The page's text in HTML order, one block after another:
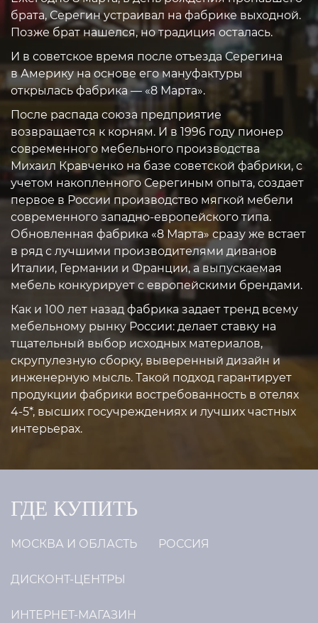
брата, Серегин устраивал на фабрике выходной.
Позже брат нашелся, но традиция осталась.
И в советское время после отъезда Серегина
в Америку на основе его мануфактуры
открылась фабрика — «8 Марта».
После распада союза предприятие
возвращается к корням. И в 1996 году пионер
современного мебельного производства
Михаил Кравченко на базе советской фабрики, с
учетом накопленного Серегиным опыта, создает
первое в России производство мягкой мебели
современного западно-европейского типа.
Обновленная фабрика «8 Марта» сразу же встает
в ряд с лучшими производителями диванов
Италии, Германии и Франции, а выпускаемая
мебель конкурирует с европейскими брендами.
Как и 100 лет назад фабрика задает тренд всему
мебельному рынку России: делает ставку на
тщательный выбор исходных материалов,
скрупулезную сборку, выверенный дизайн и
инженерную мысль. Такой подход гарантирует
продукции фабрики востребованность в отелях
4-5*, высших госучреждениях и лучших частных
интерьерах.
ГДЕ КУПИТЬ
МОСКВА И ОБЛАСТЬ РОССИЯ
ДИСКОНТ-ЦЕНТРЫ
ИНТЕРНЕТ-МАГАЗИН